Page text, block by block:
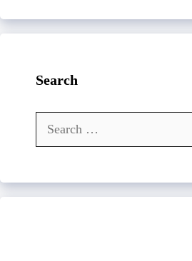
Search
Search
for: